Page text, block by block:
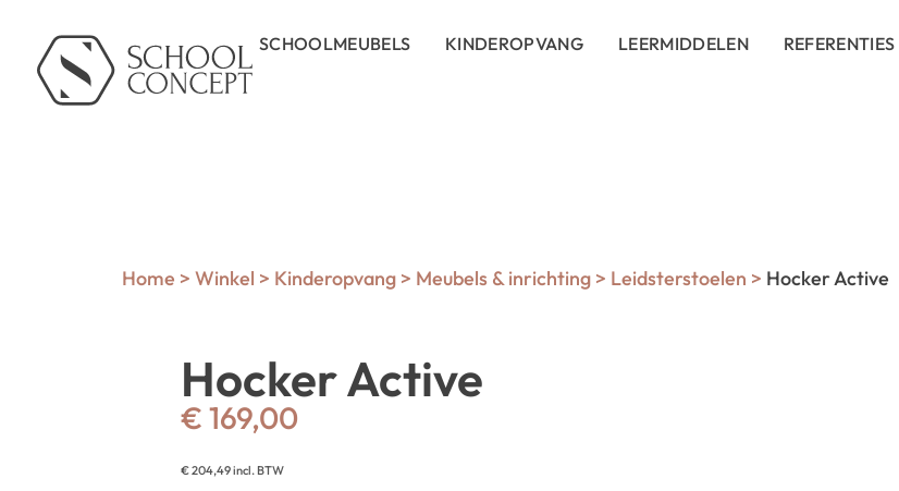
SCHOOLMEUBELS KINDEROPVANG LEERMIDDELEN REFERENTIES
Home > Winkel > Kinderopvang > Meubels & inrichting > Leidsterstoelen > Hocker Active
Hocker Active
€ 169,00
€204,49incl. BTW